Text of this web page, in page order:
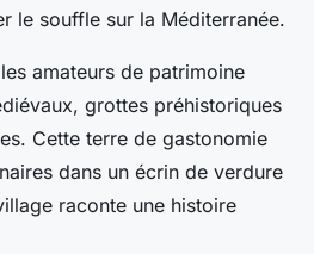
le souffle sur la Méditerranée.
amateurs de patrimoine
grottes préhistoriques
Cette terre de gastonomie
dans un écrin de verdure
raconte une histoire